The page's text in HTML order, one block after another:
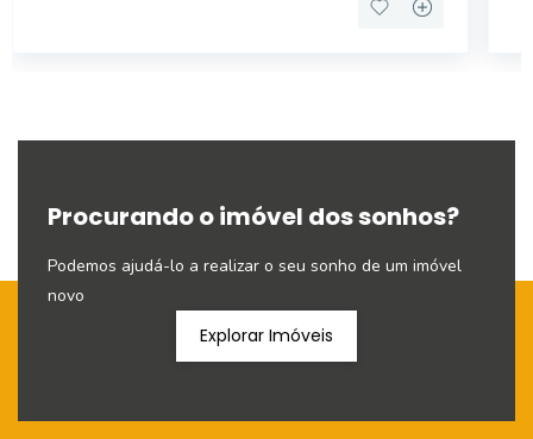
Procurando o imóvel dos sonhos?
Podemos ajudá-lo a realizar o seu sonho de um imóvel
novo
Explorar Imóveis